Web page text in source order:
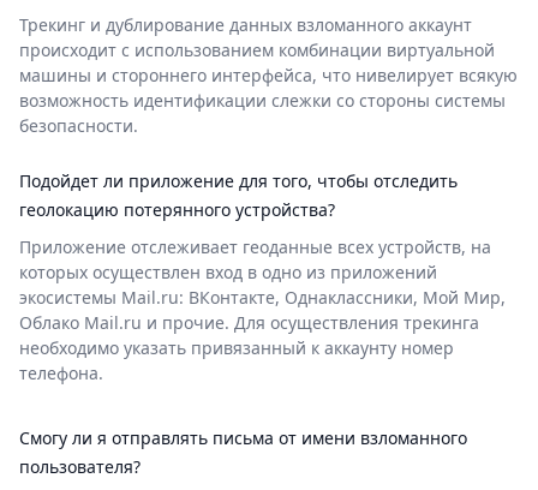
Трекинг и дублирование данных взломанного аккаунт
происходит с использованием комбинации виртуальной
машины и стороннего интерфейса, что нивелирует всякую
возможность идентификации слежки со стороны системы
безопасности.
Подойдет ли приложение для того, чтобы отследить
геолокацию потерянного устройства?
Приложение отслеживает геоданные всех устройств, на
которых осуществлен вход в одно из приложений
экосистемы Mail.ru: ВКонтакте, Однаклассники, Мой Мир,
Облако Mail.ru и прочие. Для осуществления трекинга
необходимо указать привязанный к аккаунту номер
телефона.
Смогу ли я отправлять письма от имени взломанного
пользователя?